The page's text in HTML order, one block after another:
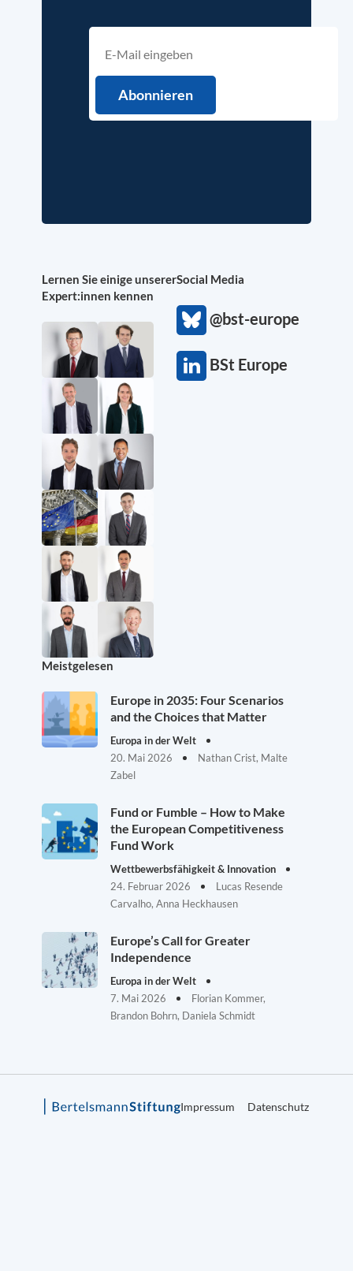
Lernen Sie einige unserer
Expert:innen kennen
Social Media
@bst-europe
BSt Europe
Meistgelesen
Europe in 2035: Four Scenarios
and the Choices that Matter
Europa in der Welt
20. Mai 2026
Nathan Crist, Malte
Zabel
Fund or Fumble – How to Make
the European Competitiveness
Fund Work
Wettbewerbsfähigkeit & Innovation
24. Februar 2026
Lucas Resende
Carvalho, Anna Heckhausen
Europe’s Call for Greater
Independence
Europa in der Welt
7. Mai 2026
Florian Kommer,
Brandon Bohrn, Daniela Schmidt
Impressum Datenschutz